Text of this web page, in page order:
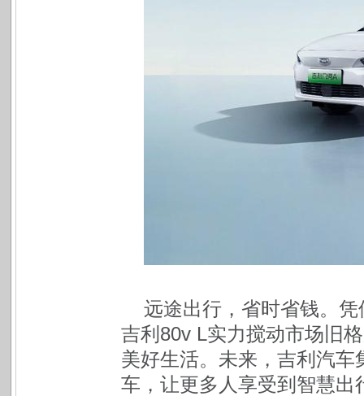
远途出行，省时省钱。
吉利80v L实力搅动市场旧
美好生活。未来，吉利汽
车，让更多人享受到智慧